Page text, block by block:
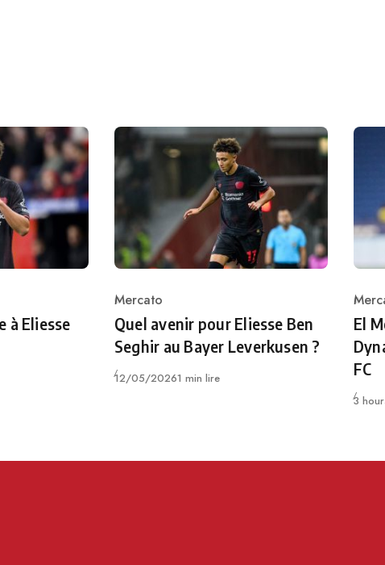
à Eliesse
Category
Mercato
Quel avenir pour Eliesse Ben
Seghir au Bayer Leverkusen ?
Publié
12/05/20261 min lire
El
FC
Publié
3